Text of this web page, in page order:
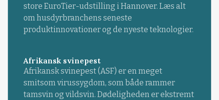
store EuroTier-udstilling i Hannover. Læs alt
om husdyrbranchens seneste
produktinnovationer og de nyeste teknologier.
Afrikansk svinepest
Afrikansk svinepest (ASF) er en meget
smitsom virussygdom, som både rammer
tamsvin og vildsvin. Dødeligheden er ekstremt